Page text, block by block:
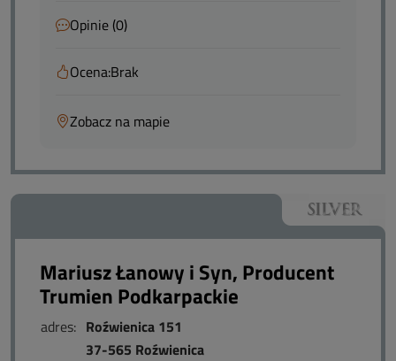
Opinie (0)
Ocena:Brak
Zobacz na mapie
Mariusz Łanowy i Syn, Producent
Trumien Podkarpackie
adres: Roźwienica 151
37-565 Roźwienica